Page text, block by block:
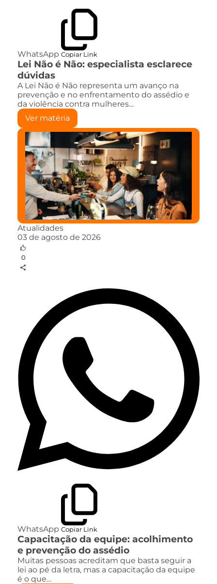
WhatsApp Copiar Link
Lei Não é Não: especialista esclarece
dúvidas
A Lei Não é Não representa um avanço na
prevenção e no enfrentamento do assédio e
da violência contra mulheres…
Ver matéria
Atualidades
03 de agosto de 2026
0
WhatsApp Copiar Link
Capacitação da equipe: acolhimento
e prevenção do assédio
Muitas pessoas acreditam que basta seguir a
lei ao pé da letra, mas a capacitação da equipe
é o que…